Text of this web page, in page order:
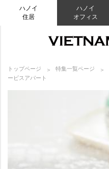
ハノイ
住居
ハノイ
オフィス
トップページ 特集一覧ページ
ービスアパート